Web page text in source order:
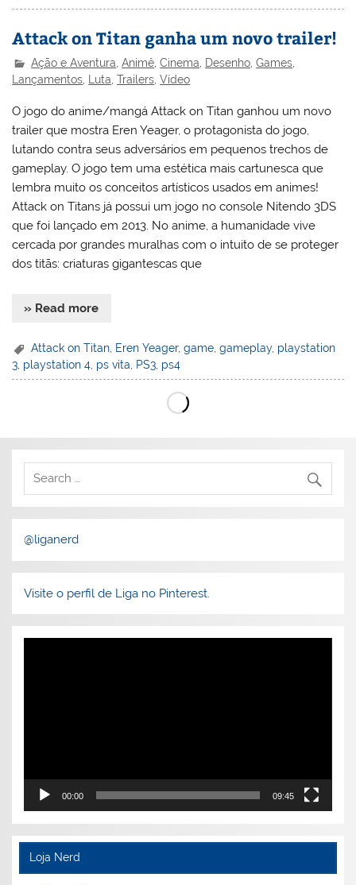
Attack on Titan ganha um novo trailer!
Ação e Aventura ,Animê ,Cinema Desenho ,Games
Lançamentos
Luta ,Trailers ,Vídeo
O jogo do anime/mangá Attack on Titan ganhou um novo
trailer que mostra Eren Yeager, o protagonista do jogo,
lutando contra seus adversários em pequenos trechos de
gameplay. O jogo tem uma estética mais cartunesca que
lembra muito os conceitos artísticos usados em animes!
Attack on Titans já possui um jogo no console Nitendo 3DS
que foi lançado em 2013. No anime, a humanidade vive
cercada por grandes muralhas com o intuito de se proteger
dos titãs: criaturas gigantescas que
» Read more
Attack on Titan Eren Yeager,game ,gameplay, playstation
3 playstation 4 ps vita PS3 ps4
@liganerd
Visite o perfil de Liga no Pinterest.
00:00 09:45
Loja Nerd